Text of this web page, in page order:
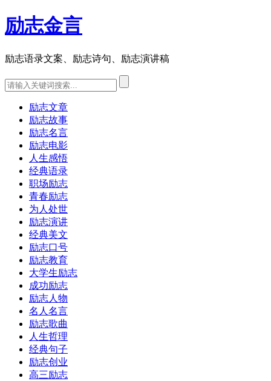
励志金言
励志语录文案、励志诗句、励志演讲稿
励志文章
励志故事
励志名言
励志电影
人生感悟
经典语录
职场励志
青春励志
为人处世
励志演讲
经典美文
励志口号
励志教育
大学生励志
成功励志
励志人物
名人名言
励志歌曲
人生哲理
经典句子
励志创业
高三励志